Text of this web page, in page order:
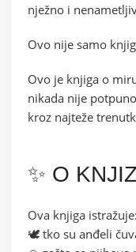
nježno i
Ovo nije samo
Ovo je knjiga o
nikada nije
kroz najteže
✨ O
Ova knjiga istražuje:
🕊️ tko su anđeli